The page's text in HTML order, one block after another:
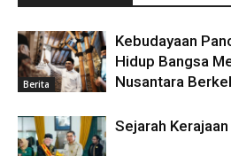
Berita
Kebudayaan
Hidup Bangsa
Nusantara
Sejarah